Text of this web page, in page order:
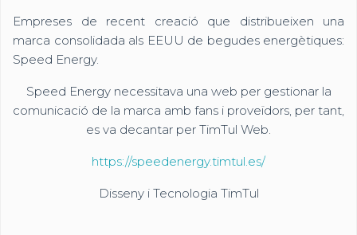
Empreses de recent creació que distribueixen una
marca consolidada als EEUU de begudes energètiques:
Speed Energy.
Speed Energy necessitava una web per gestionar la
comunicació de la marca amb fans i proveïdors, per tant,
es va decantar per TimTul Web.
https://speedenergy.timtul.es/
Disseny i Tecnologia TimTul